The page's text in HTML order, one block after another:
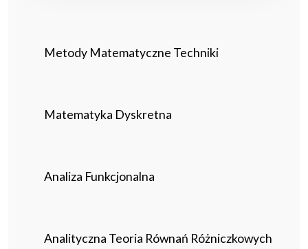
Metody Matematyczne Techniki
Matematyka Dyskretna
Analiza Funkcjonalna
Analityczna Teoria Równań Różniczkowych